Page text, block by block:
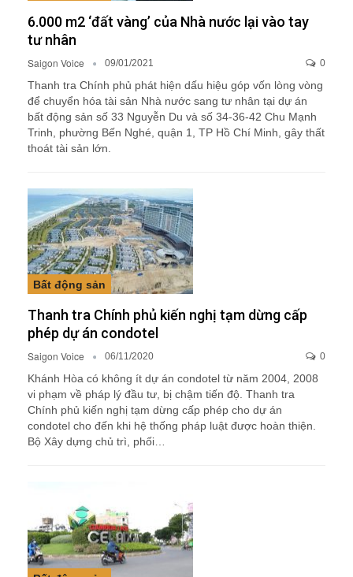
6.000 m2 ‘đất vàng’ của Nhà nước lại vào tay
tư nhân
Saigon Voice 09/01/2021 0
Thanh tra Chính phủ phát hiện dấu hiệu góp vốn lòng vòng
để chuyển hóa tài sản Nhà nước sang tư nhân tại dự án
bất động sản số 33 Nguyễn Du và số 34-36-42 Chu Mạnh
Trinh, phường Bến Nghé, quận 1, TP Hồ Chí Minh, gây thất
thoát tài sản lớn.
Bất động sản
Thanh tra Chính phủ kiến nghị tạm dừng cấp
phép dự án condotel
Saigon Voice 06/11/2020 0
Khánh Hòa có không ít dự án condotel từ năm 2004, 2008
vi phạm về pháp lý đầu tư, bị chậm tiến độ. Thanh tra
Chính phủ kiến nghị tạm dừng cấp phép cho dự án
condotel cho đến khi hệ thống pháp luật được hoàn thiện.
Bộ Xây dựng chủ trì, phối…